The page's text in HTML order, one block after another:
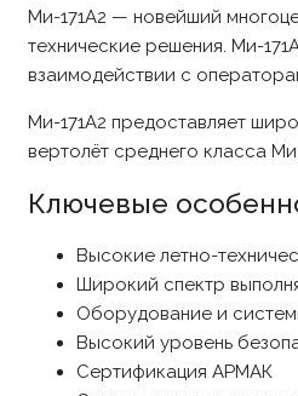
Ми-171А2 — новейший
технические решения. Ми-
взаимодействии с
Ми-171А2 предоставляет
вертолёт среднего класса
Ключевые
Высокие летно-
Широкий спектр
Оборудование и
Высокий уровень
Сертификация АРМАК